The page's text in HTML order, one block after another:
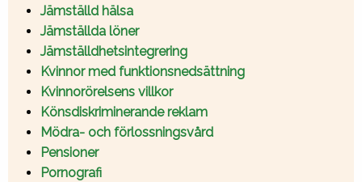
Jämställd hälsa
Jämställda löner
Jämställdhetsintegrering
Kvinnor med funktionsnedsättning
Kvinnorörelsens villkor
Könsdiskriminerande reklam
Mödra- och förlossningsvård
Pensioner
Pornografi